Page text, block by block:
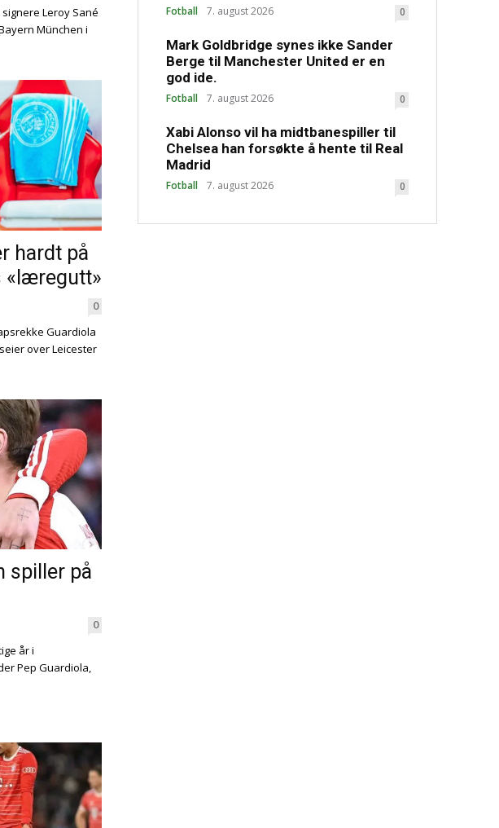
Leroy Sané
München i
hardt på
«læregutt»
0
Guardiola
over Leicester
spiller på
0
år i
Pep Guardiola,
Fotball 7. august 2026 0
Mark Goldbridge synes ikke Sander
Berge til Manchester United er en
god ide.
Fotball 7. august 2026 0
Xabi Alonso vil ha midtbanespiller til
Chelsea han forsøkte å hente til Real
Madrid
Fotball 7. august 2026 0